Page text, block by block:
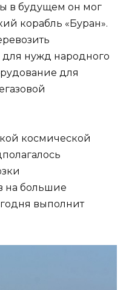
в будущем он мог
корабль «Буран».
для нужд народного
для
космической
на большие
выполнит